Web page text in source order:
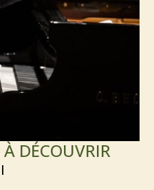
DÉCOUVRIR